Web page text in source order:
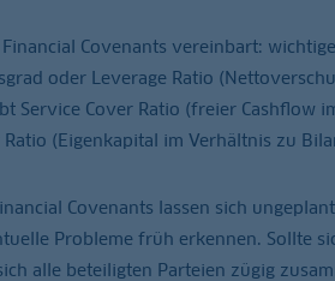
Covenants vereinbart:
oder Leverage Ratio
Service Cover Ratio (freier Cashflow
(Eigenkapital im Verhältnis zu
Covenants lassen sich
Probleme früh erkennen. Sollte
alle beteiligten Parteien zügig